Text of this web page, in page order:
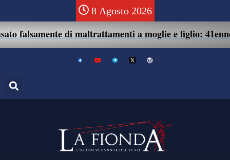
8 Agosto 2026
di maltrattamenti a moglie e figlio: 41enne